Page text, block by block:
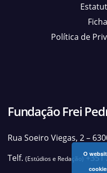
Política de
Fundação Frei
Rua Soeiro Viegas, 2 –
Telf. (Estúdios e Redação)+351
O